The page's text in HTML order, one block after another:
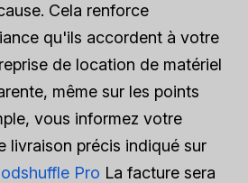
Cela renforce
qu'ils accordent à votre
de location de matériel
même sur les points
vous informez votre
livraison précis indiqué sur
Pro La facture sera